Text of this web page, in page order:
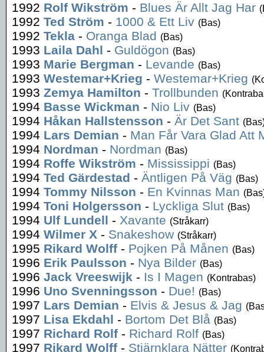
1992 Rolf Wikström - Blues Är Allt Jag Har
1992 Ted Ström - 1000 & Ett Liv (Bas)
1992 Tekla - Oranga Blad (Bas)
1993 Laila Dahl - Guldögon (Bas)
1993 Marie Bergman - Levande (Bas)
1993 Westemar+Krieg - Westemar+Krieg
1993 Zemya Hamilton - Trollbunden
1994 Basse Wickman - Nio Liv (Bas)
1994 Håkan Hallstensson - Är Det Sant
1994 Lars Demian - Man Får Vara Glad Att
1994 Nordman - Nordman (Bas)
1994 Roffe Wikström - Mississippi (Bas)
1994 Ted Gärdestad - Äntligen På Väg (Bas)
1994 Tommy Nilsson - En Kvinnas Man
1994 Toni Holgersson - Lyckliga Slut (Bas)
1994 Ulf Lundell - Xavante (Stråkarr)
1994 Wilmer X - Snakeshow (Stråkarr)
1995 Rikard Wolff - Pojken På Månen (Bas)
1996 Erik Paulsson - Nya Bilder (Bas)
1996 Jack Vreeswijk - Is I Magen (Kontrabas)
1996 Uno Svenningsson - Due! (Bas)
1997 Lars Demian - Elvis & Jesus & Jag
1997 Lisa Ekdahl - Bortom Det Blå (Bas)
1997 Richard Rolf - Richard Rolf (Bas)
1997 Rikard Wolff - Stjärnklara Nätter